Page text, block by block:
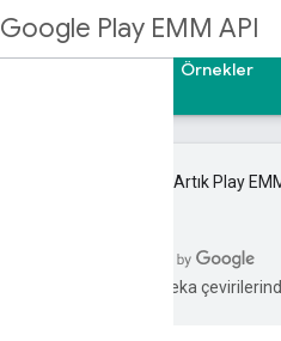
Google Play EMM API
Örnekler
Artık Play
Yapay zeka